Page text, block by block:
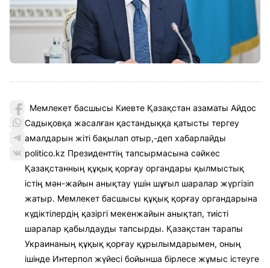
Мемлекет басшысы Киевте Қазақстан азаматы Айдос
Садықовқа жасалған қастандыққа қатысты тергеу
амалдарын жіті бақылап отыр,-деп хабарлайды
politico.kz Президенттің тапсырмасына сәйкес
Қазақстанның құқық қорғау органдары қылмыстық
істің мән-жайын анықтау үшін шұғыл шаралар жүргізіп
жатыр. Мемлекет басшысы құқық қорғау органдарына
күдіктілердің қазіргі мекенжайын анықтап, тиісті
шаралар қабылдауды тапсырды. Қазақстан тарапы
Украинаның құқық қорғау құрылымдарымен, оның
ішінде Интерпол жүйесі бойынша бірлесе жұмыс істеуге